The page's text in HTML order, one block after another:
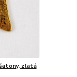
zlatá